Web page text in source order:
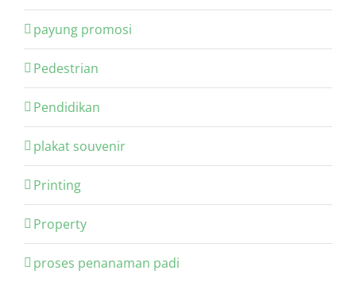
payung promosi
Pedestrian
Pendidikan
plakat souvenir
Printing
Property
proses penanaman padi